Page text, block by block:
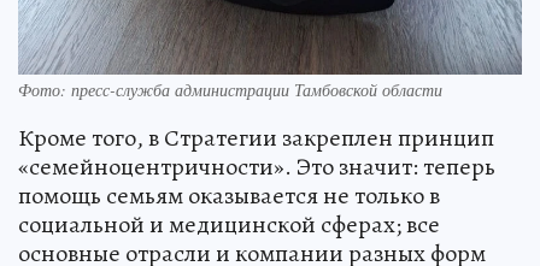
Фото: пресс-служба администрации Тамбовской области
Кроме того, в Стратегии закреплен принцип
«семейноцентричности». Это значит: теперь
помощь семьям оказывается не только в
социальной и медицинской сферах; все
основные отрасли и компании разных форм